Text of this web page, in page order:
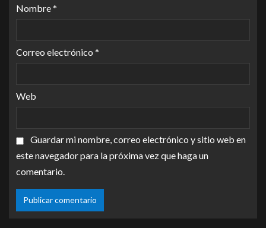
Nombre*
Correo electrónico *
Web
Guardar mi nombre, correo electrónico y sitio web en
este navegador para la próxima vez que haga un
comentario.